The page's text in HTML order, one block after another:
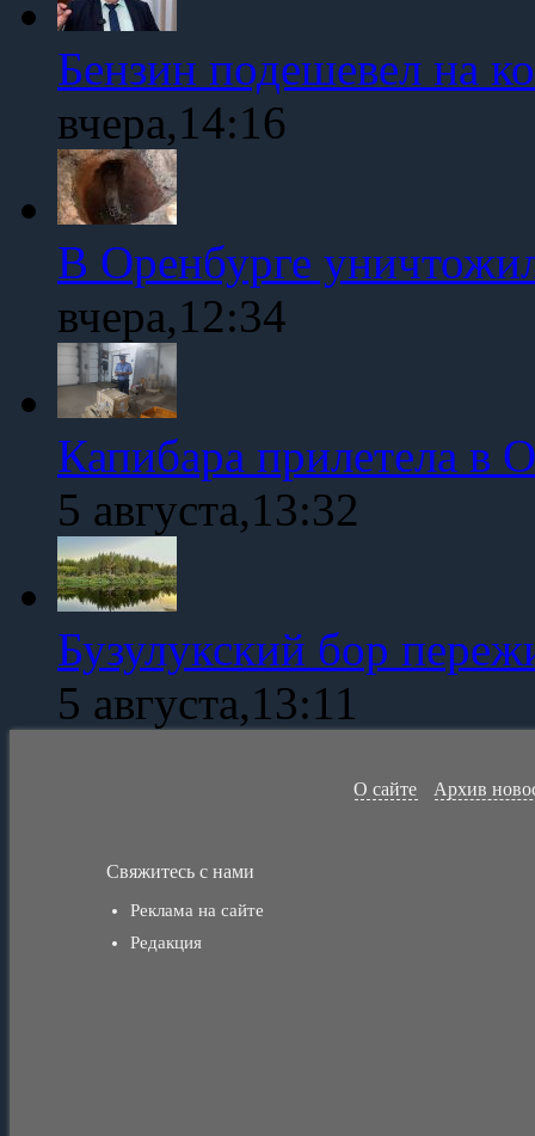
Бензин подешевел на
вчера,14:16
В Оренбурге
вчера,12:34
Капибара прилетела в
5 августа,13:32
Бузулукский бор
5 августа,13:11
О сайте Архив
Свяжитесь с нами
Реклама на сайте
Редакция